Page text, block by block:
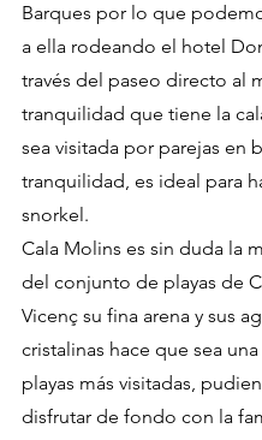
Barques por lo que
a ella rodeando el hotel
través del paseo directo al
tranquilidad que tiene la
sea visitada por parejas en
tranquilidad, es ideal para
snorkel.
Cala Molins es sin duda la
del conjunto de playas de
Vicenç su fina arena y sus
cristalinas hace que sea
playas más visitadas,
disfrutar de fondo con la